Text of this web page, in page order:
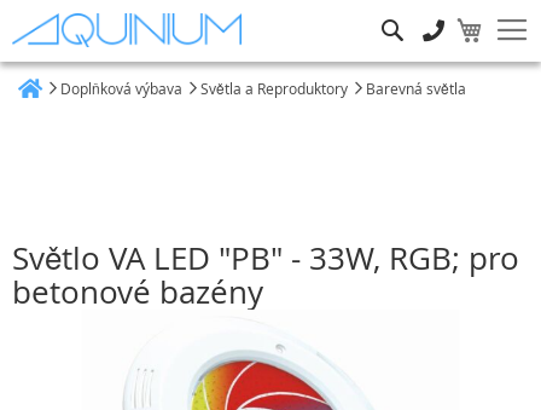
Doplňková výbava Světla a Reproduktory Barevná světla
Světlo VA LED "PB" - 33W, RGB; pro
betonové bazény